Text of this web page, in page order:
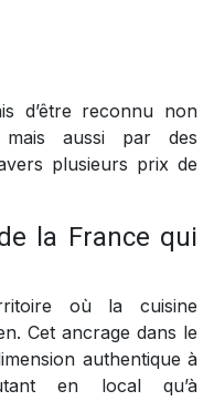
d’être reconnu non
aussi par des
plusieurs prix de
la France qui
où la cuisine
Cet ancrage dans le
authentique à
en local qu’à